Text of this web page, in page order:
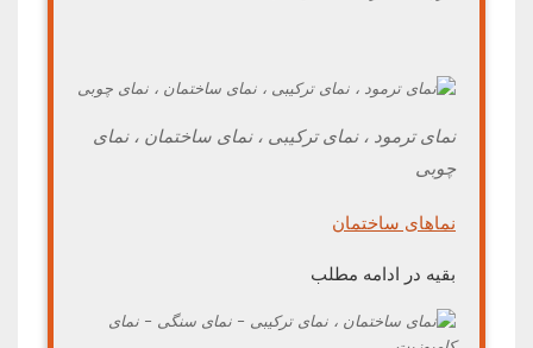
نمای ترمود ، نمای ترکیبی ، نمای ساختمان ، نمای
چوبی
نماهای ساختمان
بقیه در ادامه مطلب